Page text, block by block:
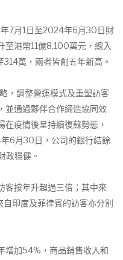
7月1日至2024年6月30日財
至港幣11億8,100萬元，總入
萬，兩者皆創五年新高。
，調整營運模式及重塑訪客
並通過夥伴合作締造協同效
疫情後呈持續復蘇勢態，
6月30日，公司的銀行結餘
政穩健。
客按年升超過三倍；其中來
印度及菲律賓的訪客亦分別
增加54%，商品銷售收入和